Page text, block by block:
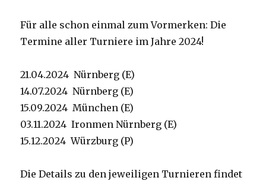
Für alle schon einmal zum Vormerken: Die
Termine aller Turniere im Jahre 2024!
21.04.2024 Nürnberg (E)
14.07.2024 Nürnberg (E)
15.09.2024 München (E)
03.11.2024 Ironmen Nürnberg (E)
15.12.2024 Würzburg (P)
Die Details zu den jeweiligen Turnieren findet